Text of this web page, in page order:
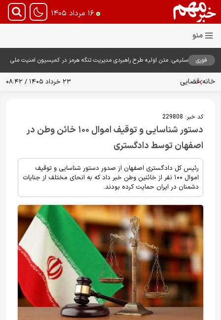
۱۶ مرداد ۱۴۰۵
فوری
سلیمی: متن اولیه طرح راهبردی مدیریت تنگه هرمز در کمیسیون امنیت ملی
خانه قضایی ۲۳ خرداد ۱۴۰۵ / ۰۸:۴۲
کد خبر: 229808
دستور شناسایی و توقیف اموال ۱۰۰ خائن وطن در
اصفهان توسط دادگستری
رئیس کل دادگستری اصفهان از صدور دستور شناسایی و توقیف
اموال ۱۰۰ نفر از خائنین وطن خبر داد که به انحای مختلف از جنایات
دشمنان در ایران حمایت کرده بودند.